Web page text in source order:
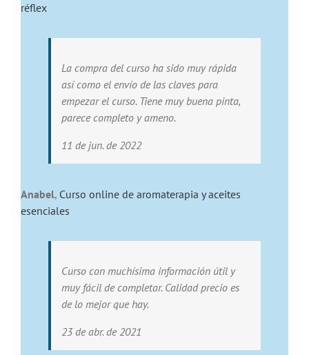
réflex
La compra del curso ha sido muy rápida
así como el envío de las claves para
empezar el curso. Tiene muy buena pinta,
parece completo y ameno.
11 de jun. de 2022
Anabel, Curso online de aromaterapia y aceites
esenciales
Curso con muchísima información útil y
muy fácil de completar. Calidad precio es
de lo mejor que hay.
23 de abr. de 2021